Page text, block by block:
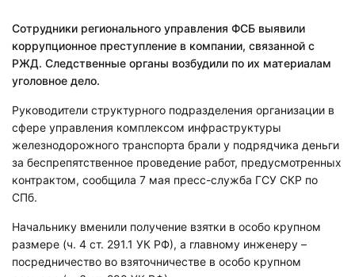
Сотрудники регионального управления ФСБ выявили
коррупционное преступление в компании, связанной с
РЖД. Следственные органы возбудили по их материалам
уголовное дело.
Руководители структурного подразделения организации в
сфере управления комплексом инфраструктуры
железнодорожного транспорта брали у подрядчика деньги
за беспрепятственное проведение работ, предусмотренных
контрактом, сообщила 7 мая пресс-служба ГСУ СКР по
СПб.
Начальнику вменили получение взятки в особо крупном
размере (ч. 4 ст. 291.1 УК РФ), а главному инженеру –
посредничество во взяточничестве в особо крупном